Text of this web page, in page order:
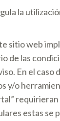
la
sitio web
de las
En el caso
y/o
requirieran
estas se